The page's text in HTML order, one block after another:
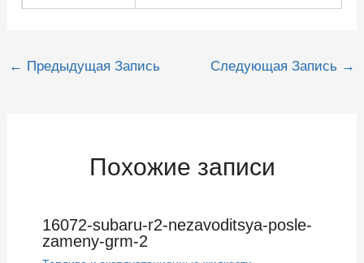
Навигация
← Предыдущая Запись Следующая Запись →
Похожие записи
16072-subaru-r2-nezavoditsya-posle-
zameny-grm-2